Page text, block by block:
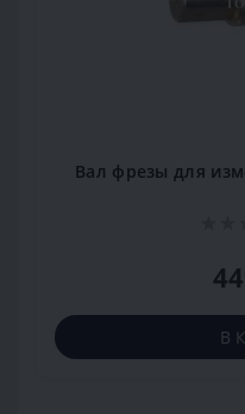
Вал фрезы для
В